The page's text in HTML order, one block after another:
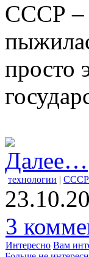
СССР –
просто
Далее…
технологии | СССР
3
Интересно Вам